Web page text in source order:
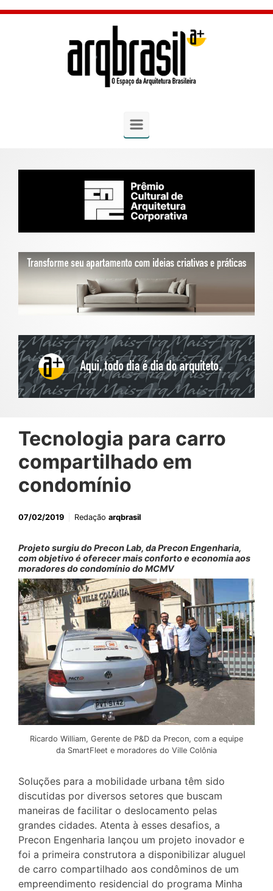
Skip to main content
Tecnologia para carro
compartilhado em
condomínio
07/02/2019 Redação arqbrasil
Projeto surgiu do Precon Lab, da Precon Engenharia,
com objetivo é oferecer mais conforto e economia aos
moradores do condomínio do MCMV
Ricardo William, Gerente de P&D da Precon, com a equipe
da SmartFleet e moradores do Ville Colônia
Soluções para a mobilidade urbana têm sido
discutidas por diversos setores que buscam
maneiras de facilitar o deslocamento pelas
grandes cidades. Atenta à esses desafios, a
Precon Engenharia lançou um projeto inovador e
foi a primeira construtora a disponibilizar aluguel
de carro compartilhado aos condôminos de um
empreendimento residencial do programa Minha